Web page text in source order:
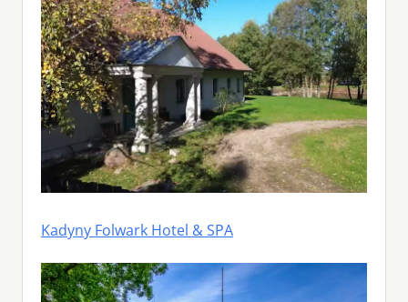
Kadyny Folwark Hotel & SPA